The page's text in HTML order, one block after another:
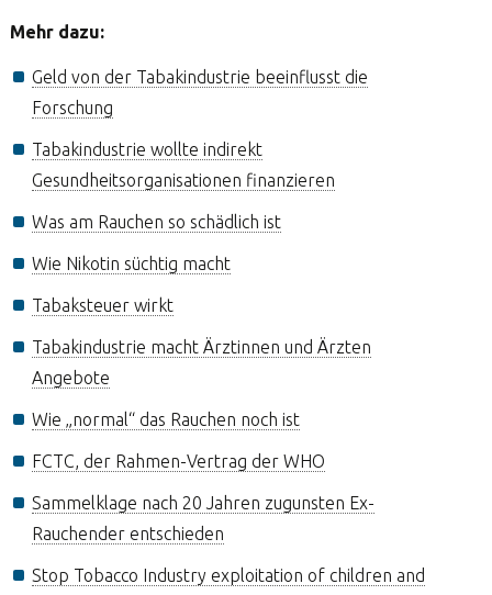
Mehr dazu:
Geld von der Tabakindustrie beeinflusst die
Forschung
Tabakindustrie wollte indirekt
Gesundheitsorganisationen finanzieren
Was am Rauchen so schädlich ist
Wie Nikotin süchtig macht
Tabaksteuer wirkt
Tabakindustrie macht Ärztinnen und Ärzten
Angebote
Wie „normal“ das Rauchen noch ist
FCTC, der Rahmen-Vertrag der WHO
Sammelklage nach 20 Jahren zugunsten Ex-
Rauchender entschieden
Stop Tobacco Industry exploitation of children and